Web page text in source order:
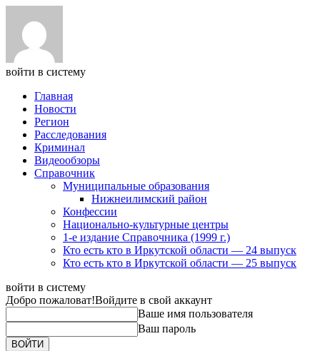
войти в систему
Главная
Новости
Регион
Расследования
Криминал
Видеообзоры
Справочник
Муниципальные образования
Нижнеилимский район
Конфессии
Национально-культурные центры
1-е издание Справочника (1999 г.)
Кто есть кто в Иркутской области — 24 выпуск
Кто есть кто в Иркутской области — 25 выпуск
войти в систему
Добро пожаловат!Войдите в свой аккаунт
Ваше имя пользователя
Ваш пароль